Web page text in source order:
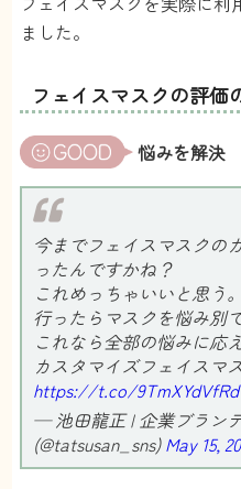
ました。
フェイスマスクの評価
悩みを解決
今までフェイスマスクの
ったんですかね？
これめっちゃいいと思う
行ったらマスクを悩み別
これなら全部の悩みに応
カスタマイズフェイスマ
https://t.co/9TmXYdVfRd
— 池田龍正 | 企業ブラン
(@tatsusan_sns)May 15,